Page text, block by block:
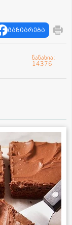
გაზიარება
ნანახია:
14376